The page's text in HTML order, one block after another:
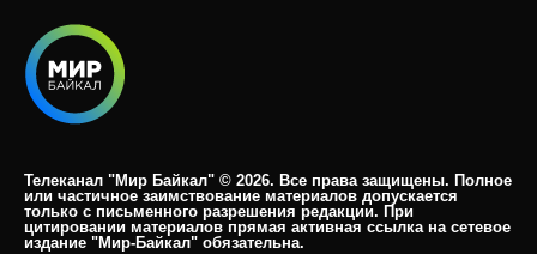
Телеканал "Мир Байкал" © 2026. Все права защищены. Полное
или частичное заимствование материалов допускается
только с письменного разрешения редакции. При
цитировании материалов прямая активная ссылка на сетевое
издание "Мир-Байкал" обязательна.​